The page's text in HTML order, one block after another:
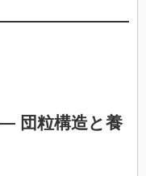
団粒構造と養